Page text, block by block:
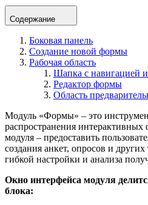
Содержание
Боковая панель
Создание новой формы
Рабочая область
Шапка с навигацией
Редактор формы
Область
Модуль «Формы» – это
распространения
модуля – предоставить
создания анкет, опросов и
гибкой настройки и анализа
Окно интерфейса модуля
блока: